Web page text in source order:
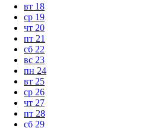
вт 18
ср 19
чт 20
пт 21
сб 22
вс 23
пн 24
вт 25
ср 26
чт 27
пт 28
сб 29